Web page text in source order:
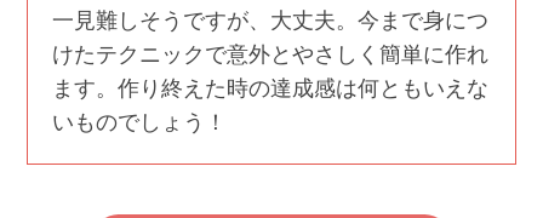
一見難しそうですが、大丈夫。今まで身につ
けたテクニックで意外とやさしく簡単に作れ
ます。作り終えた時の達成感は何ともいえな
いものでしょう！